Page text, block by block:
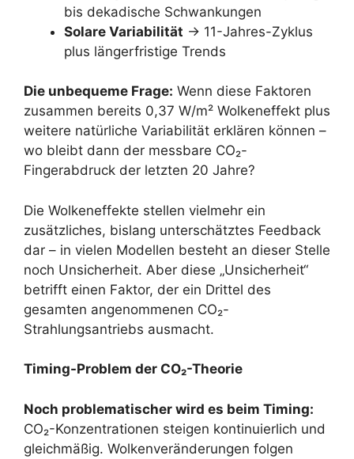
bis dekadische Schwankungen
Solare Variabilität → 11-Jahres-Zyklus
plus längerfristige Trends
Die unbequeme Frage: Wenn diese Faktoren
zusammen bereits 0,37 W/m² Wolkeneffekt plus
weitere natürliche Variabilität erklären können –
wo bleibt dann der messbare CO₂-
Fingerabdruck der letzten 20 Jahre?
Die Wolkeneffekte stellen vielmehr ein
zusätzliches, bislang unterschätztes Feedback
dar – in vielen Modellen besteht an dieser Stelle
noch Unsicherheit. Aber diese „Unsicherheit“
betrifft einen Faktor, der ein Drittel des
gesamten angenommenen CO₂-
Strahlungsantriebs ausmacht.
Timing-Problem der CO₂-Theorie
Noch problematischer wird es beim Timing:
CO₂-Konzentrationen steigen kontinuierlich und
gleichmäßig. Wolkenveränderungen folgen